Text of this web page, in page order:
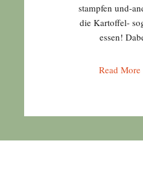
stampfen und-
die Kartoffel-
essen!
Read More